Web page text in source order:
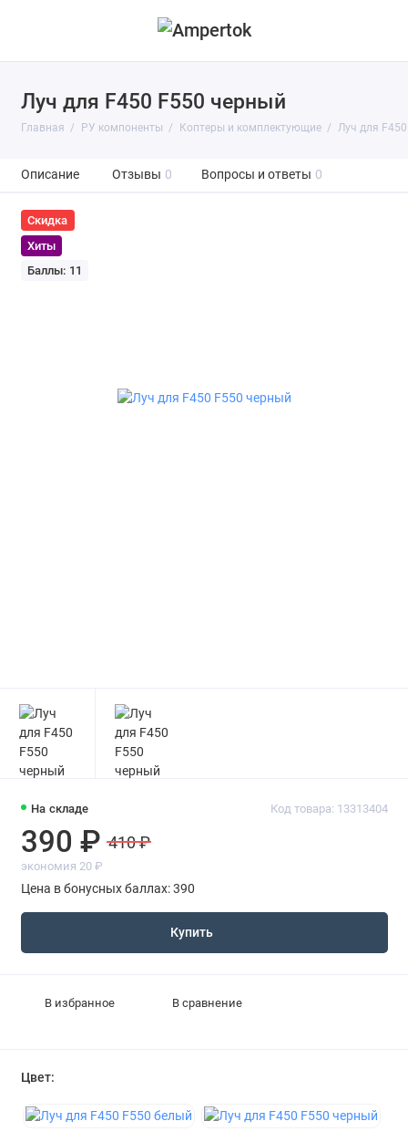
Луч для F450 F550 черный
Главная РУ компоненты Коптеры и комплектующие Луч для
Описание Отзывы 0 Вопросы и ответы 0
Скидка
Хиты
Баллы: 11
На складе Код товара: 13313404
390 ₽ 410 ₽
экономия 20 ₽
Цена в бонусных баллах: 390
Купить
В избранное В сравнение
Цвет: